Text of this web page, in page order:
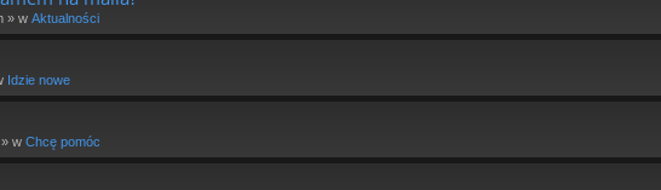
» w Aktualności
Idzie nowe
» w Chcę pomóc